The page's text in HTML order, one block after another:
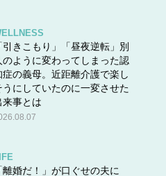
引きこもり」「昼夜逆転」別
のように変わってしまった認
症の義母。近距離介護で楽し
うにしていたのに一変させた
来事とは
離婚だ！」が口ぐせの夫に